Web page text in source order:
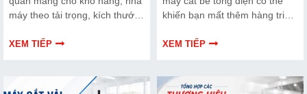
máy theo tải trọng, kích thước
để đầu tư đúng nhu cầu, tối ưu
XEM TIẾP
khiến bạn mất thêm hàng triệu
hoặc thậm chí phải mua lại
những sai lầm nào và làm thế
XEM TIẾP